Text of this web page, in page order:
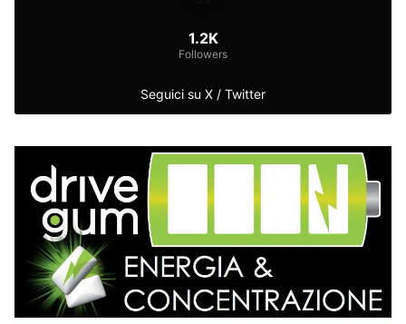
Seguici su X / Twitter
1.2K
Followers